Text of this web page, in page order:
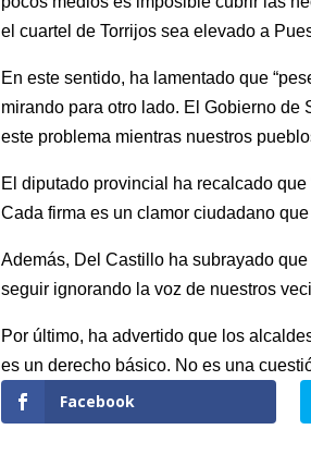
el cuartel de Torrijos sea elevado a
En este sentido, ha lamentado que
mirando para otro lado. El Gobierno
este problema mientras nuestros
El diputado provincial ha recalcado
Cada firma es un clamor ciudadano
Además, Del Castillo ha subrayado
seguir ignorando la voz de nuestros
Por último, ha advertido que los
es un derecho básico. No es una
Facebook